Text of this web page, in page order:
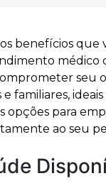
benefícios que
seu
familiares,
para
ao seu